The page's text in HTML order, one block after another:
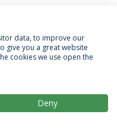
& Condições
Portuguesa
data, to improve our
give you a great website
cookies we use open the
Deny